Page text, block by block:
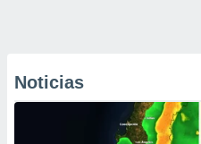
Noticias